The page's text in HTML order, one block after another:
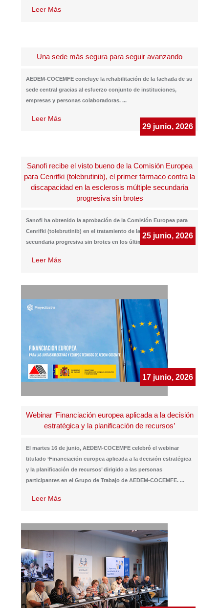
Leer Más
Una sede más segura para seguir avanzando
AEDEM-COCEMFE concluye la rehabilitación de la fachada de su
sede central gracias al esfuerzo conjunto de instituciones,
empresas y personas colaboradoras. ...
Leer Más
29 junio, 2026
Sanofi recibe el visto bueno de la Comisión Europea
para Cenrifki (tolebrutinib), el primer fármaco contra la
discapacidad en la esclerosis múltiple secundaria
progresiva sin brotes
Sanofi ha obtenido la aprobación de la Comisión Europea para
Cenrifki (tolebrutinib) en el tratamiento de la esclerosis múltiple
secundaria progresiva sin brotes en los últimos dos años.
Leer Más
25 junio, 2026
Webinar ‘Financiación europea aplicada a la decisión
estratégica y la planificación de recursos’
El martes 16 de junio, AEDEM-COCEMFE celebró el webinar
titulado ‘Financiación europea aplicada a la decisión estratégica
y la planificación de recursos’ dirigido a las personas
participantes en el Grupo de Trabajo de AEDEM-COCEMFE. ...
Leer Más
17 junio, 2026